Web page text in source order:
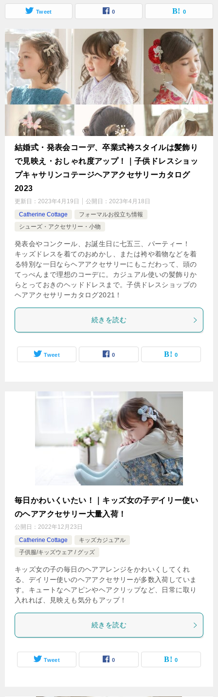
Tweet 0 0
結婚式・発表会コーデ、卒業式袴スタイルは髪飾り
で見映え・おしゃれ度アップ！｜子供ドレスショッ
プキャサリンコテージヘアアクセサリーカタログ
2023
更新日： 2023年4月19日 公開日： 2023年4月18日
Catherine Cottage
フォーマルお役立ち情報
シューズ・アクセサリー・小物
発表会やコンクール、お誕生日に七五三、パーティー！
キッズドレスを着てのおめかし、または袴や着物などを着
る特別な一日ならヘアアクセサリーにもこだわって、頭の
てっぺんまで理想のコーデに。カジュアル使いの髪飾りか
らとっておきのヘッドドレスまで。子供ドレスショップの
ヘアアクセサリーカタログ2021！
続きを読む
Tweet 0 0
毎日かわいくいたい！｜キッズ女の子デイリー使い
のヘアアクセサリー大量入荷！
公開日： 2022年12月23日
Catherine Cottage
キッズカジュアル
子供服/キッズウェア / グッズ
キッズ女の子の毎日のヘアアレンジをかわいくしてくれ
る、デイリー使いのヘアアクセサリーが多数入荷していま
す。キュートなヘアピンやヘアクリップなど、日常に取り
入れれば、見映えも気分もアップ！
続きを読む
Tweet 0 0